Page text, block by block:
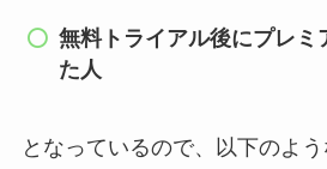
無料トライアル後にプレミ
た人
となっているので、以下のよ